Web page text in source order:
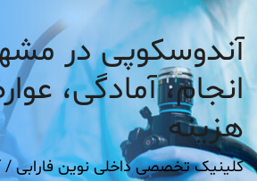
آندوسکوپی در
انجام، آمادگی،
هزینه
کلینیک تخصصی داخلی نوین فارابی /